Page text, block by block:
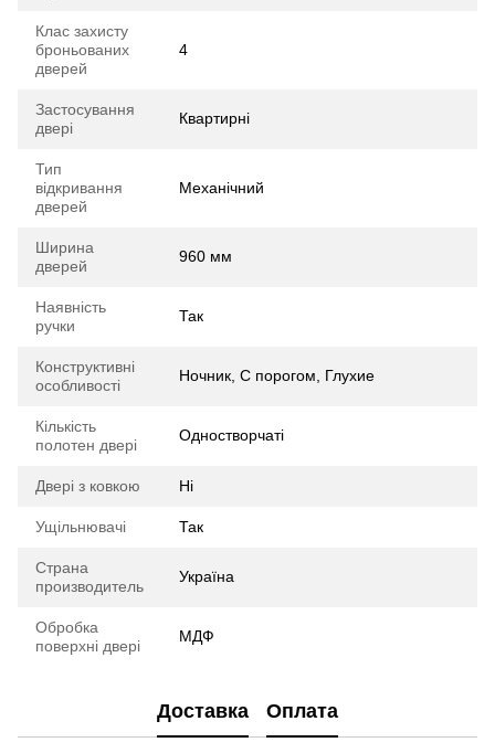
Клас захисту
броньованих
дверей
4
Застосування
двері
Квартирні
Тип
відкривання
дверей
Механічний
Ширина
дверей
960 мм
Наявність
ручки
Так
Конструктивні
особливості
Ночник, С порогом, Глухие
Кількість
полотен двері
Одностворчаті
Двері з ковкою Ні
Ущільнювачі Так
Страна
производитель
Україна
Обробка
поверхні двері
МДФ
Доставка Оплата